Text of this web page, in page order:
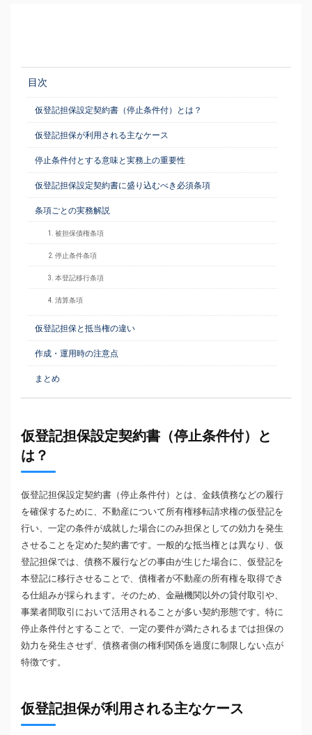
目次
仮登記担保設定契約書（停止条件付）とは？
仮登記担保が利用される主なケース
停止条件付とする意味と実務上の重要性
仮登記担保設定契約書に盛り込むべき必須条項
条項ごとの実務解説
1. 被担保債権条項
2. 停止条件条項
3. 本登記移行条項
4. 清算条項
仮登記担保と抵当権の違い
作成・運用時の注意点
まとめ
仮登記担保設定契約書（停止条件付）と
は？
仮登記担保設定契約書（停止条件付）とは、金銭債務などの履行
を確保するために、不動産について所有権移転請求権の仮登記を
行い、一定の条件が成就した場合にのみ担保としての効力を発生
させることを定めた契約書です。一般的な抵当権とは異なり、仮
登記担保では、債務不履行などの事由が生じた場合に、仮登記を
本登記に移行させることで、債権者が不動産の所有権を取得でき
る仕組みが採られます。そのため、金融機関以外の貸付取引や、
事業者間取引において活用されることが多い契約形態です。特に
停止条件付とすることで、一定の要件が満たされるまでは担保の
効力を発生させず、債務者側の権利関係を過度に制限しない点が
特徴です。
仮登記担保が利用される主なケース